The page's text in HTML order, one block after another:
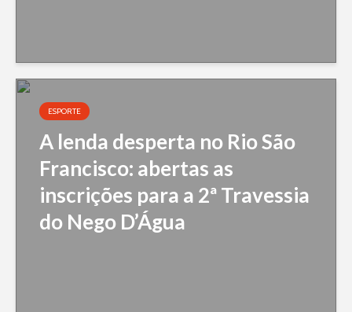
ESPORTE
A lenda desperta no Rio São
Francisco: abertas as
inscrições para a 2ª Travessia
do Nego D’Água